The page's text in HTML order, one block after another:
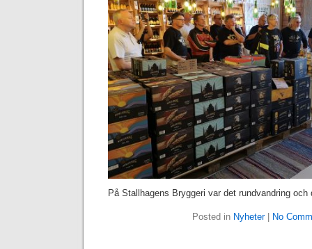
På Stallhagens Bryggeri var det rundvandring
Posted in Nyheter| No